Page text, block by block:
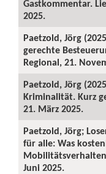
Gastkommentar.
2025.
Paetzold, Jörg
gerechte
Regional, 21.
Paetzold, Jörg
Kriminalität. Kurz
21. März 2025.
Paetzold, Jörg;
für alle: Was
Mobilitätsverhalten
Juni 2025.